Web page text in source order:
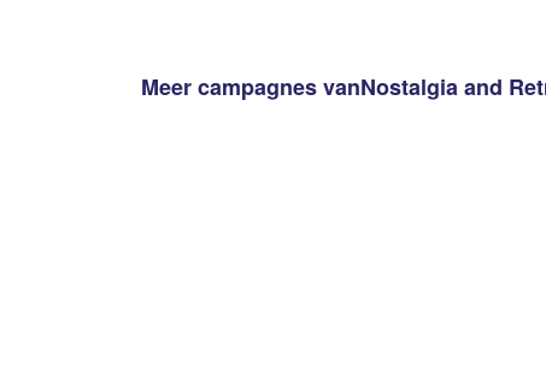
Meer campagnes vanNostalgia and